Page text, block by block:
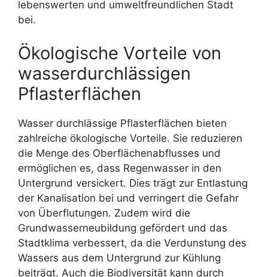
lebenswerten und umweltfreundlichen Stadt
bei.
Ökologische Vorteile von
wasserdurchlässigen
Pflasterflächen
Wasser durchlässige Pflasterflächen bieten
zahlreiche ökologische Vorteile. Sie reduzieren
die Menge des Oberflächenabflusses und
ermöglichen es, dass Regenwasser in den
Untergrund versickert. Dies trägt zur Entlastung
der Kanalisation bei und verringert die Gefahr
von Überflutungen. Zudem wird die
Grundwasserneubildung gefördert und das
Stadtklima verbessert, da die Verdunstung des
Wassers aus dem Untergrund zur Kühlung
beiträgt. Auch die Biodiversität kann durch